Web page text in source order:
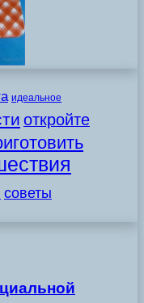
идеальное
откройте
советы